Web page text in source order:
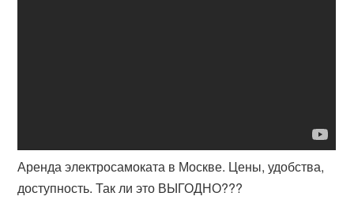
Аренда электросамоката в Москве. Цены, удобства,
доступность. Так ли это ВЫГОДНО???